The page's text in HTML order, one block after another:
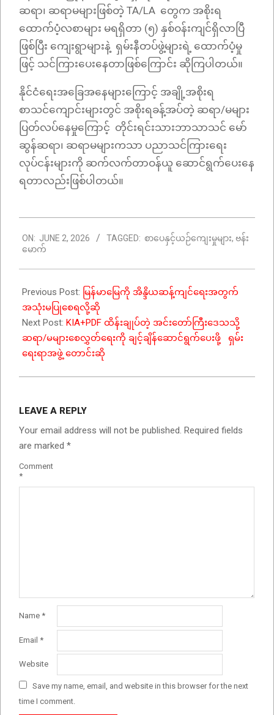
ဆရာ၊ ဆရာမများဖြစ်တဲ့ TA/LA တွေက အစိုးရ
ထောက်ပံ့လစာများ မရရှိတာ (၅) နှစ်ဝန်းကျင်ရှိလာပြီ
ဖြစ်ပြီး ကျေးရွာများနဲ့ ရှမ်းနီတပ်ဖွဲ့များရဲ့ ထောက်ပံ့မှု
ဖြင့် သင်ကြားပေးနေတာဖြစ်ကြောင်း ဆိုကြပါတယ်။
နိုင်ငံရေးအခြေအနေများကြောင့် အချို့အစိုးရ
စာသင်ကျောင်းများတွင် အစိုးရခန့်အပ်တဲ့ ဆရာ/မများ
ပြတ်လပ်နေမှုကြောင့် တိုင်းရင်းသားဘာသာသင် မော်
ဆွန်ဆရာ၊ ဆရာမများကသာ ပညာသင်ကြားရေး
လုပ်ငန်းများကို ဆက်လက်တာဝန်ယူ ဆောင်ရွက်ပေးနေ
ရတာလည်းဖြစ်ပါတယ်။
06-
02
ON: JUNE 2, 2026 TAGGED: စာပေနှင့်ယဉ်ကျေးမှုများ, ဗန်း
မောက်
Previous Post: မြန်မာမြေကို အိန္ဒိယဆန့်ကျင်ရေးအတွက်
အသုံးမပြုစေရလို့ဆို
Next Post: KIA+PDF ထိန်းချုပ်တဲ့ အင်းတော်ကြီးဒေသသို့
ဆရာ/မများစေလွှတ်ရေးကို ချင့်ချိန်ဆောင်ရွက်ပေးဖို့ ရှမ်း
ရေးရာအဖွဲ့ တောင်းဆို
LEAVE A REPLY
Your email address will not be published. Required fields
are marked *
Comment
*
Name *
Email *
Website
Save my name, email, and website in this browser for the next
time I comment.